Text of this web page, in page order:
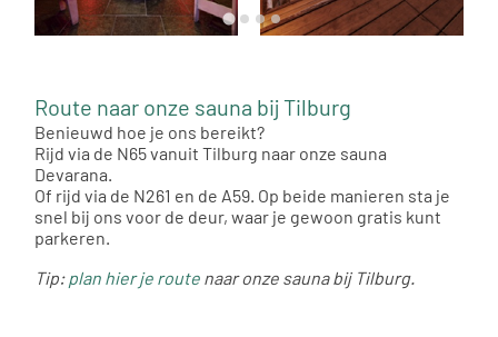
Route naar onze sauna bij Tilburg
Benieuwd hoe je ons bereikt?
Rijd via de N65 vanuit Tilburg naar onze sauna
Devarana.
Of rijd via de N261 en de A59. Op beide manieren sta je
snel bij ons voor de deur, waar je gewoon gratis kunt
parkeren.
Tip:plan hier je route naar onze sauna bij Tilburg.